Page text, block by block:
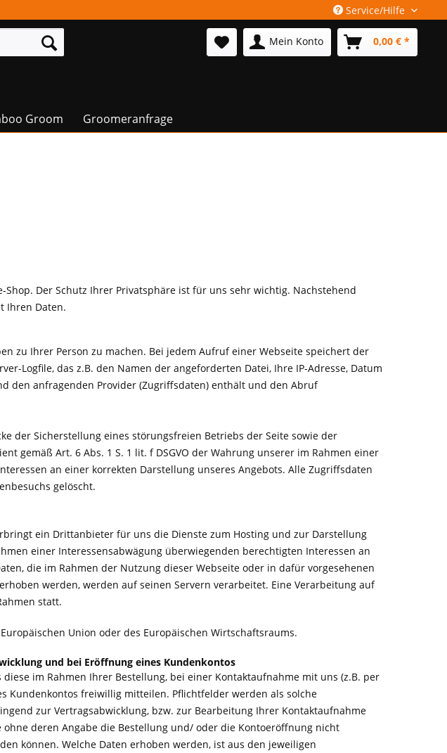
Service/Hilfe
Mein Konto 0,00 € *
Groom Groomeranfrage
Der Schutz Ihrer Privatsphäre ist für uns sehr wichtig. Nachstehend
Ihren Daten.
zu Ihrer Person zu machen. Bei jedem Aufruf einer Webseite speichert der
Logfile, das z.B. den Namen der angeforderten Datei, Ihre IP-Adresse, Datum
den anfragenden Provider (Zugriffsdaten) enthält und den Abruf
der Sicherstellung eines störungsfreien Betriebs der Seite sowie der
gemäß Art. 6 Abs. 1 S. 1 lit. f DSGVO der Wahrung unserer im Rahmen einer
an einer korrekten Darstellung unseres Angebots. Alle Zugriffsdaten
gelöscht.
ein Drittanbieter für uns die Dienste zum Hosting und zur Darstellung
einer Interessensabwägung überwiegenden berechtigten Interessen an
die im Rahmen der Nutzung dieser Webseite oder in dafür vorgesehenen
werden, werden auf seinen Servern verarbeitet. Eine Verarbeitung auf
statt.
Union oder des Europäischen Wirtschaftsraums.
und bei Eröffnung eines Kundenkontos
im Rahmen Ihrer Bestellung, bei einer Kontaktaufnahme mit uns (z.B. per
Kundenkontos freiwillig mitteilen. Pflichtfelder werden als solche
zur Vertragsabwicklung, bzw. zur Bearbeitung Ihrer Kontaktaufnahme
deren Angabe die Bestellung und/ oder die Kontoeröffnung nicht
können. Welche Daten erhoben werden, ist aus den jeweiligen